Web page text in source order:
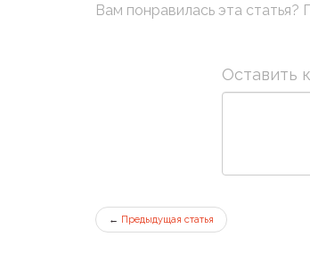
Вам понравилась эта статья?
Оставить
← Предыдущая статья